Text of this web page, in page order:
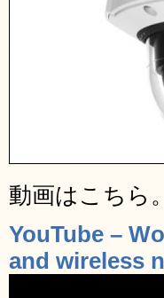
動画はこちら
YouTube –
and wireless